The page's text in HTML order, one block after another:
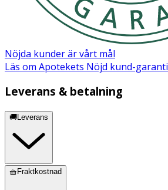
Nöjda kunder är vårt mål
Läs om Apotekets Nöjd kund-garanti
Leverans & betalning
🚚Leverans
🧺Fraktkostnad